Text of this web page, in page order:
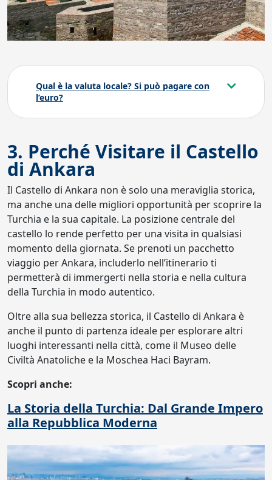
Qual è la valuta locale? Si può pagare con
l’euro?
3. Perché Visitare il Castello
di Ankara
Il Castello di Ankara non è solo una meraviglia storica,
ma anche una delle migliori opportunità per scoprire la
Turchia e la sua capitale. La posizione centrale del
castello lo rende perfetto per una visita in qualsiasi
momento della giornata. Se prenoti un pacchetto
viaggio per Ankara, includerlo nell’itinerario ti
permetterà di immergerti nella storia e nella cultura
della Turchia in modo autentico.
Oltre alla sua bellezza storica, il Castello di Ankara è
anche il punto di partenza ideale per esplorare altri
luoghi interessanti nella città, come il Museo delle
Civiltà Anatoliche e la Moschea Haci Bayram.
Scopri anche:
La Storia della Turchia: Dal Grande Impero
alla Repubblica Moderna